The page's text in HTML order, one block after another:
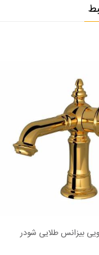
بیزانس طلایی شودر